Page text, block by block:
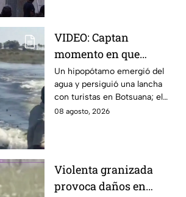
VIDEO: Captan
momento en que
hipopótamo sale del
agua para perseguir a
turistas en lancha
Un hipopótamo emergió del
agua y persiguió una lancha
con turistas en Botsuana; el
guía aceleró a tiempo para
08 agosto, 2026
Violenta granizada
provoca daños en